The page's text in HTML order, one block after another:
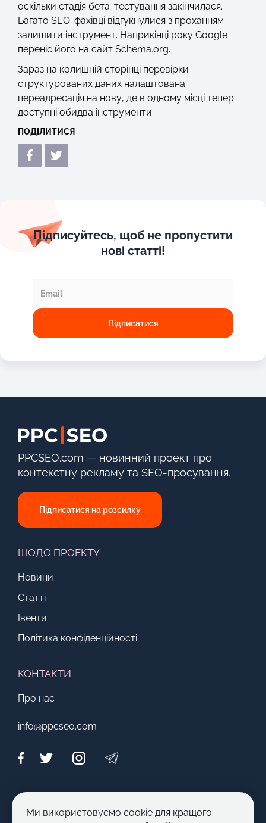
оскільки стадія бета-тестування закінчилася.
Багато SEO-фахівці відгукнулися з проханням
залишити інструмент. Наприкінці року Google
переніс його на сайт Schema.org.
Зараз на колишній сторінці перевірки
структурованих даних налаштована
переадресація на нову, де в одному місці тепер
доступні обидва інструменти.
ПОДІЛИТИСЯ
Підписуйтесь, щоб не пропустити
нові статті!
PPCSEO.com — новинний проект про
контекстну рекламу та SEO-просування.
Підписатися на розсилку
ЩОДО ПРОЕКТУ
Новини
Статті
Івенти
Політика конфіденційності
КОНТАКТИ
Про нас
info@ppcseo.com
Ми використовуємо cookie для кращого